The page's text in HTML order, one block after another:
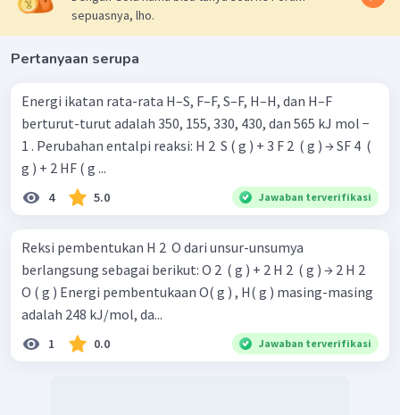
sepuasnya, lho.
Pertanyaan serupa
Energi ikatan rata-rata H–S, F–F, S–F, H–H, dan H–F
berturut-turut adalah 350, 155, 330, 430, dan 565 kJ mol −
1 . Perubahan entalpi reaksi: H 2 ​ S ( g ) + 3 F 2 ​ ( g ) → SF 4 ​ (
g ) + 2 HF ( g ...
4 5.0 Jawaban terverifikasi
Reksi pembentukan H 2 ​ O dari unsur-unsumya
berlangsung sebagai berikut: O 2 ​ ( g ) + 2 H 2 ​ ( g ) → 2 H 2 ​
O ( g ) Energi pembentukaan O( g ) , H( g ) masing-masing
adalah 248 kJ/mol, da...
1 0.0 Jawaban terverifikasi